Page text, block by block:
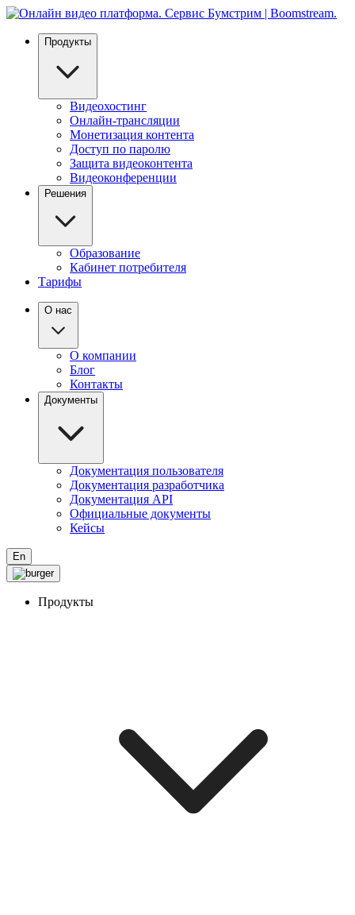
Продукты
Видеохостинг
Онлайн-трансляции
Монетизация контента
Доступ по паролю
Защита видеоконтента
Видеоконференции
Решения
Образование
Кабинет потребителя
Тарифы
О нас
О компании
Блог
Контакты
Документы
Документация пользователя
Документация разработчика
Документация API
Официальные документы
Кейсы
En
Продукты